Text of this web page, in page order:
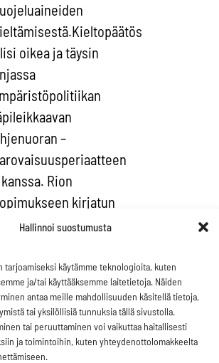
Hallinnoi suostumusta
tarjoamiseksi käytämme teknologioita, kuten
ja/tai käyttääksemme laitetietoja. Näiden
antaa meille mahdollisuuden käsitellä tietoja,
tai yksilöllisiä tunnuksia tällä sivustolla.
tai peruuttaminen voi vaikuttaa haitallisesti
ja toimintoihin, kuten yhteydenottolomakkeelta
Kieltopäätös
oikea ja täysin
–
kanssa. Rion
kirjatun
periaatteen mukaisesti
varmuuden
ei saa
ryhtymistä
jos luonnon
on